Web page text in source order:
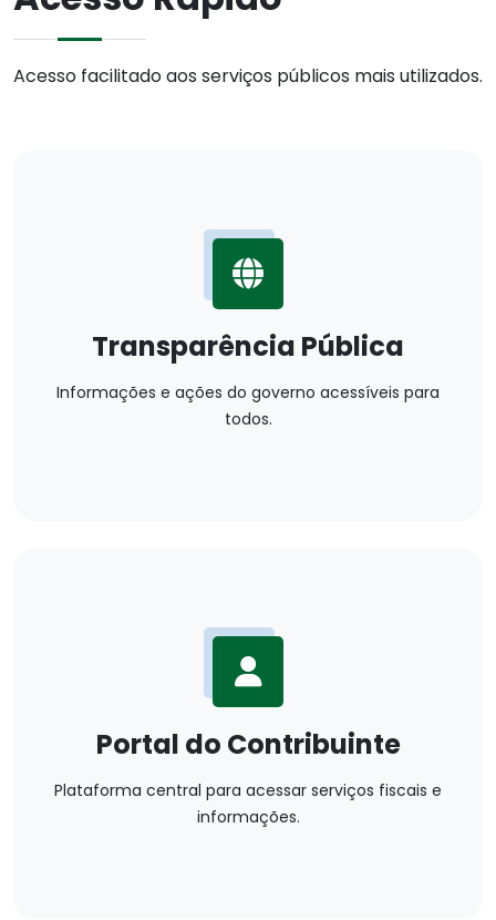
Acesso facilitado aos serviços públicos mais utilizados.
Transparência Pública
Informações e ações do governo acessíveis para
todos.
Portal do Contribuinte
Plataforma central para acessar serviços fiscais e
informações.